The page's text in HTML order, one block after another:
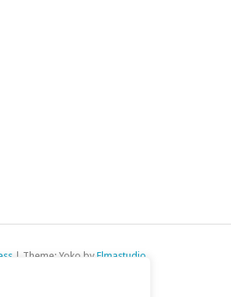
| Theme: Yoko by Elmastudio